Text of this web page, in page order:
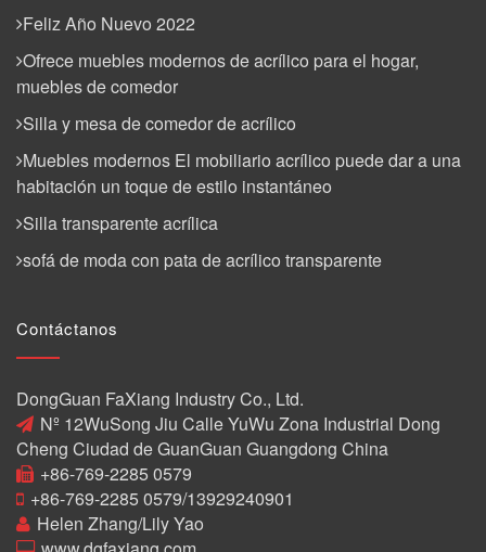
Feliz Año Nuevo 2022
Ofrece muebles modernos de acrílico para el hogar,
muebles de comedor
Silla y mesa de comedor de acrílico
Muebles modernos El mobiliario acrílico puede dar a una
habitación un toque de estilo instantáneo
Silla transparente acrílica
sofá de moda con pata de acrílico transparente
Contáctanos
DongGuan FaXiang Industry Co., Ltd.
Nº 12WuSong Jiu Calle YuWu Zona Industrial Dong
Cheng Ciudad de GuanGuan Guangdong China
+86-769-2285 0579
+86-769-2285 0579/13929240901
Helen Zhang/Lily Yao